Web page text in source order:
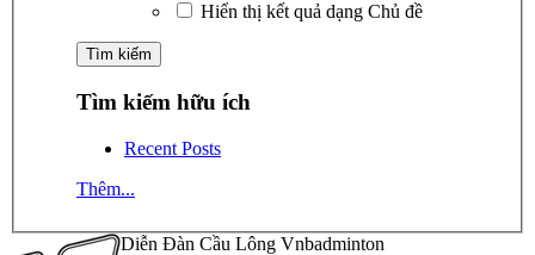
Hiển thị kết quả dạng Chủ đề
Tìm kiếm hữu ích
Recent Posts
Thêm...
Diễn Đàn Cầu Lông Vnbadminton